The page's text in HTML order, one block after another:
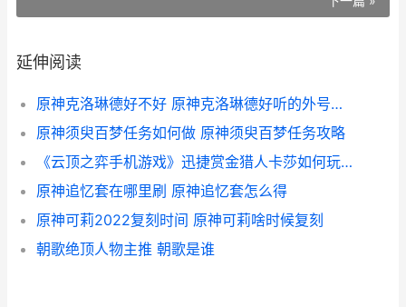
延伸阅读
原神克洛琳德好不好 原神克洛琳德好听的外号是什么
原神须臾百梦任务如何做 原神须臾百梦任务攻略
《云顶之弈手机游戏》迅捷赏金猎人卡莎如何玩S8.5迅捷赏金猎人卡莎阵型攻略 lol云顶之弈手机
原神追忆套在哪里刷 原神追忆套怎么得
原神可莉2022复刻时间 原神可莉啥时候复刻
朝歌绝顶人物主推 朝歌是谁